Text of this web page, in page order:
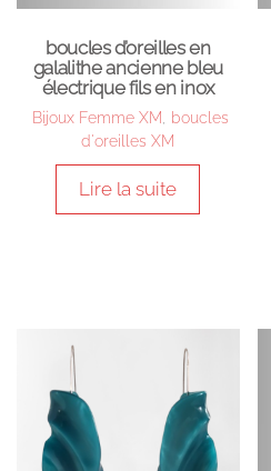
boucles d’oreilles en
galalithe ancienne bleu
électrique fils en inox
Bijoux Femme XM
boucles
d'oreilles XM
Lire la suite